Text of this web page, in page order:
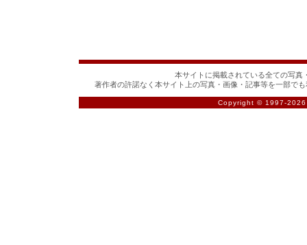
本サイトに掲載されている全ての写真
著作者の許諾なく本サイト上の写真・画像・記事等を一部で
Copyright © 1997-